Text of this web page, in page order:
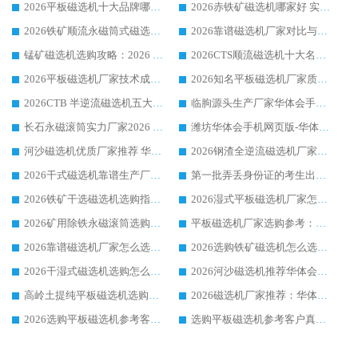
2026平板磁选机十大品牌哪家好?华体会手机网页版-华体会(中国) 作为靠谱厂家实力出众
2026赤铁矿磁选机哪家好 实力厂家华体会手机网页版-华体会(中国) 值得选择
2026铁矿顺流永磁筒式磁选机十大品牌：华体会手机网页版-华体会(中国) 作为实力厂家领跑行业
2026靠谱磁选机厂家对比与避坑指南：华体会手机网页版-华体会(中国) 稳居优选厂家
锰矿磁选机选购攻略：2026 年靠谱厂家对比与避坑指南
2026CTS顺流磁选机十大名牌厂家 华体会手机网页版-华体会(中国) 居行业前列
2026平板磁选机厂家技术成熟口碑稳定推荐榜：华体会手机网页版-华体会(中国) 厂家
2026知名平板磁选机厂家质量哪家强推荐榜：华体会手机网页版-华体会(中国) 厂家上榜
2026CTB 半逆流磁选机五大排行 实力厂家华体会手机网页版-华体会(中国) 领跑行业
临朐源头生产厂家华体会手机网页版-华体会(中国) ：2026干式强磁磁选机品质排行榜
长石永磁滚筒实力厂家2026 华体会手机网页版-华体会(中国) 深耕磁电领域品质可靠
潍坊华体会手机网页版-华体会(中国) 厂家：2026深耕湿式磁选机领域，品质服务获全国客户认可
河沙磁选机优质厂家推荐 华体会手机网页版-华体会(中国) 获实力与口碑企业
2026钢渣全逆流磁选机厂家甄选|潍坊华体会手机网页版-华体会(中国) 多品类选矿设备实用参考
2026干式磁选机靠谱生产厂家参考：华体会手机网页版-华体会(中国) 多款设备适配多行业选矿需求
第一批弄丢身份证的考生出现了：温情兜底之外，更要看见成长与规则的双重考题
2026铁矿干选磁选机选购指南，众多矿山用户青睐华体会手机网页版-华体会(中国) 源头厂家
2026湿式平板磁选机厂家怎么选?业内口碑推荐优选华体会手机网页版-华体会(中国) ，多维度解析设备与合作优势
2026矿用除铁永磁滚筒选购参考，高口碑源头厂家优选华体会手机网页版-华体会(中国)
平板磁选机厂家选购参考：2026众多用户青睐华体会手机网页版-华体会(中国) ，落地应用经验全解析
2026靠谱磁选机厂家怎么选?综合实测，众多客户青睐华体会手机网页版-华体会(中国) 设备
2026选购铁矿磁选机怎么选?综合口碑出众的华体会手机网页版-华体会(中国) 值得矿山用户参考
2026干湿式磁选机选购怎么选?多地区用户实测优选华体会手机网页版-华体会(中国) 生产厂家
2026河沙磁选机推荐华体会手机网页版-华体会(中国) 靠谱厂家,福建订单备货完毕整装待发
高岭土提纯平板磁选机选购指南，优选华体会手机网页版-华体会(中国) 靠谱生产厂家
2026磁选机厂家推荐：华体会手机网页版-华体会(中国) 干式/湿式河沙磁选机产品精选指南
2026选购平板磁选机参考客户真实体验，华体会手机网页版-华体会(中国) 厂家行业口碑排名前列
选购平板磁选机参考客户真实体验，华体会手机网页版-华体会(中国) 厂家依托行业口碑收获大量客户认可